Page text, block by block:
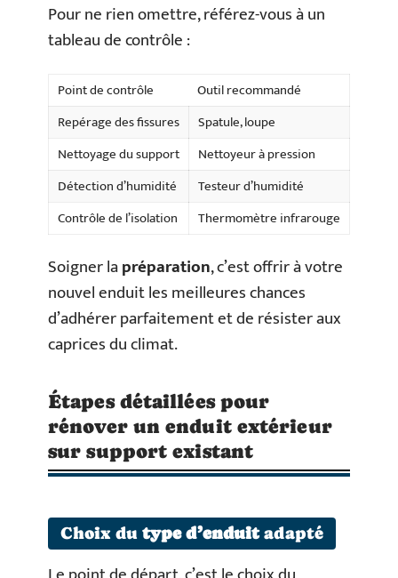
Pour ne rien omettre, référez-vous à un
tableau de contrôle :
Point de contrôle
Outil recommandé
Repérage des fissures
Spatule, loupe
Nettoyage du support
Nettoyeur à pression
Détection d’humidité
Testeur d’humidité
Contrôle de l’isolation
Thermomètre infrarouge
Soigner lapréparation, c’est offrir à votre
nouvel enduit les meilleures chances
d’adhérer parfaitement et de résister aux
caprices du climat.
Étapes détaillées pour
rénover un enduit extérieur
sur support existant
Choix du type d’enduitadapté